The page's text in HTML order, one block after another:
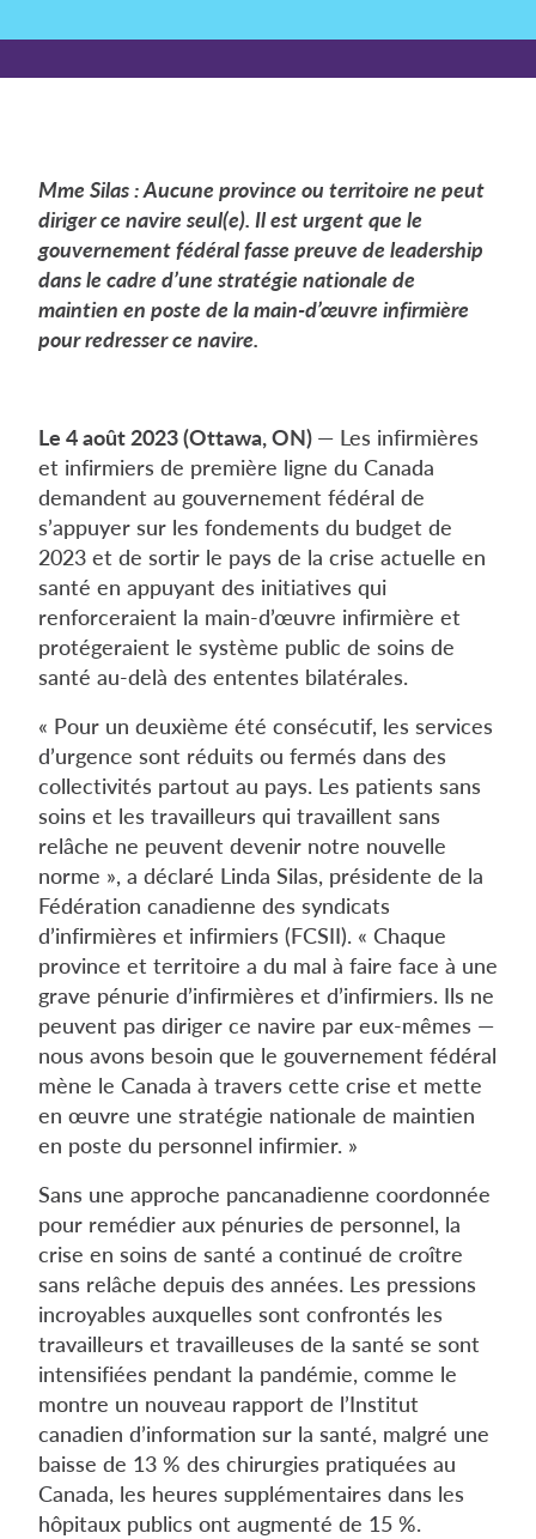
Mme Silas : Aucune province ou territoire ne peut
diriger ce navire seul(e). Il est urgent que le
gouvernement fédéral fasse preuve de leadership
dans le cadre d’une stratégie nationale de
maintien en poste de la main-d’œuvre infirmière
pour redresser ce navire.
Le 4 août 2023 (Ottawa, ON) — Les infirmières
et infirmiers de première ligne du Canada
demandent au gouvernement fédéral de
s’appuyer sur les fondements du budget de
2023 et de sortir le pays de la crise actuelle en
santé en appuyant des initiatives qui
renforceraient la main-d’œuvre infirmière et
protégeraient le système public de soins de
santé au-delà des ententes bilatérales.
« Pour un deuxième été consécutif, les services
d’urgence sont réduits ou fermés dans des
collectivités partout au pays. Les patients sans
soins et les travailleurs qui travaillent sans
relâche ne peuvent devenir notre nouvelle
norme », a déclaré Linda Silas, présidente de la
Fédération canadienne des syndicats
d’infirmières et infirmiers (FCSII). « Chaque
province et territoire a du mal à faire face à une
grave pénurie d’infirmières et d’infirmiers. Ils ne
peuvent pas diriger ce navire par eux-mêmes —
nous avons besoin que le gouvernement fédéral
mène le Canada à travers cette crise et mette
en œuvre une stratégie nationale de maintien
en poste du personnel infirmier. »
Sans une approche pancanadienne coordonnée
pour remédier aux pénuries de personnel, la
crise en soins de santé a continué de croître
sans relâche depuis des années. Les pressions
incroyables auxquelles sont confrontés les
travailleurs et travailleuses de la santé se sont
intensifiées pendant la pandémie, comme le
montre un nouveau rapport de l’Institut
canadien d’information sur la santé, malgré une
baisse de 13 % des chirurgies pratiquées au
Canada, les heures supplémentaires dans les
hôpitaux publics ont augmenté de 15 %.